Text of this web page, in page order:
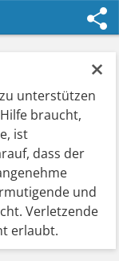
×
unterstützen
braucht,
ist
dass der
und
Verletzende
erlaubt.